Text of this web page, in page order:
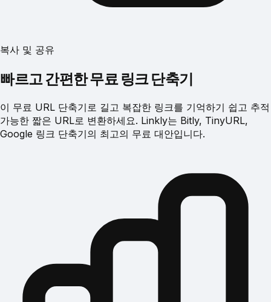
복사 및 공유
빠르고 간편한 무료 링크 단축기
이 무료 URL 단축기로 길고 복잡한 링크를 기억하기 쉽고 추적
가능한 짧은 URL로 변환하세요. Linkly는 Bitly, TinyURL,
Google 링크 단축기의 최고의 무료 대안입니다.